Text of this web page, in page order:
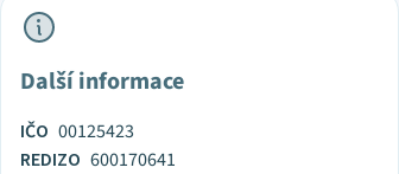
Další informace
IČO 00125423
REDIZO 600170641